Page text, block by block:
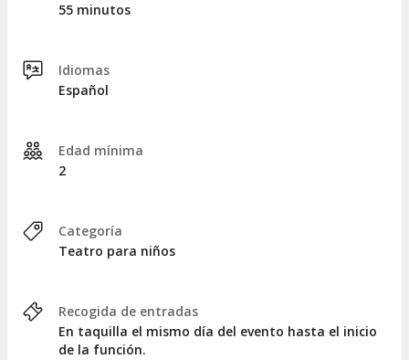
55 minutos
Idiomas
Español
Edad mínima
2
Categoría
Teatro para niños
Recogida de entradas
En taquilla el mismo día del evento hasta el inicio
de la función.